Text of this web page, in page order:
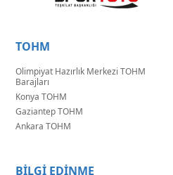
TOHM
Olimpiyat Hazırlık Merkezi TOHM
Barajları
Konya TOHM
Gaziantep TOHM
Ankara TOHM
BİLGİ EDİNME